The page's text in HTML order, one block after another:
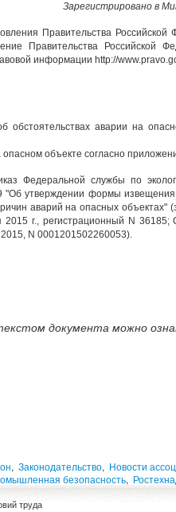
Зарегистрировано в
Правительства
Правительства Российской
информации http://
аварии на
объекте согласно
Федеральной службы по
"Об утверждении формы
аварий на опасных объектах"
г., регистрационный N
N 0001201502260053).
документа можно
, Законодательство, Новости
безопасность,
труда